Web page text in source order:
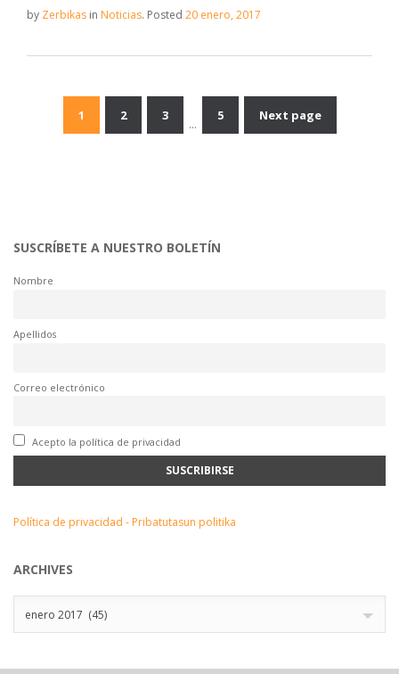
by Zerbikas in Noticias. Posted 20 enero, 2017
Navegación
1 2 3
…
5 Next page
SUSCRÍBETE A NUESTRO BOLETÍN
Nombre
Apellidos
Correo electrónico
Acepto la política de privacidad
Política de privacidad - Pribatutasun politika
ARCHIVES
enero 2017 (45)